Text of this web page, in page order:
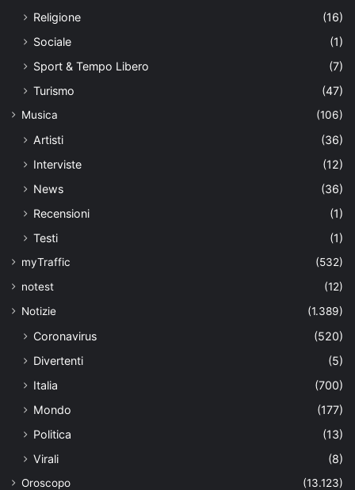
Religione
(16)
Sociale
(1)
Sport & Tempo Libero
(7)
Turismo
(47)
Musica (106)
Artisti
(36)
Interviste
(12)
News
(36)
Recensioni
(1)
Testi
(1)
myTraffic
(532)
notest
(12)
Notizie
(1.389)
Coronavirus
(520)
Divertenti
(5)
Italia
(700)
Mondo
(177)
Politica
(13)
Virali
(8)
Oroscopo (13.123)